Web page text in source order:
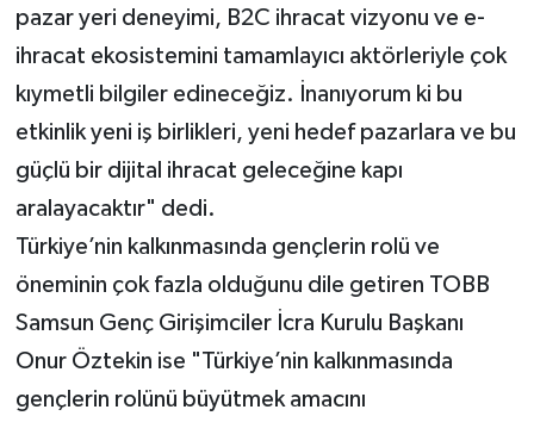
pazar yeri deneyimi, B2C ihracat vizyonu ve e-
ihracat ekosistemini tamamlayıcı aktörleriyle çok
kıymetli bilgiler edineceğiz. İnanıyorum ki bu
etkinlik yeni iş birlikleri, yeni hedef pazarlara ve bu
güçlü bir dijital ihracat geleceğine kapı
aralayacaktır" dedi.
Türkiye’nin kalkınmasında gençlerin rolü ve
öneminin çok fazla olduğunu dile getiren TOBB
Samsun Genç Girişimciler İcra Kurulu Başkanı
Onur Öztekin ise "Türkiye’nin kalkınmasında
gençlerin rolünü büyütmek amacını